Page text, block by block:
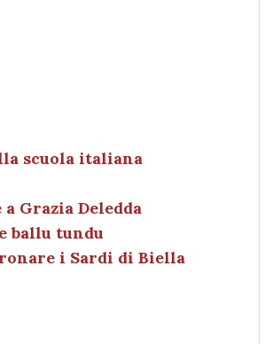
scuola italiana
Grazia Deledda
ballu tundu
i Sardi di Biella